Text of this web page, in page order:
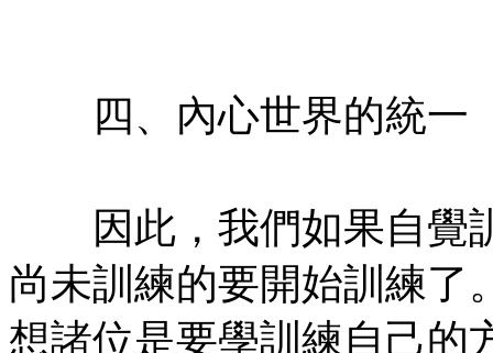
四、內心世界的統一
因此，我們如果自覺
尚未訓練的要開始訓練了
想諸位是要學訓練自己的